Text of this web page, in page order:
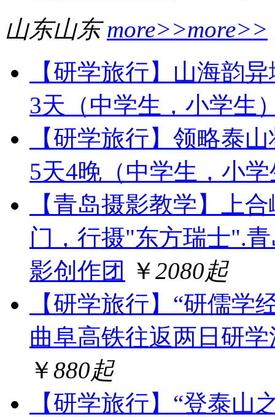
山东山东 more>>more>>
【研学旅行】山海韵
3天（中学生，小学生
【研学旅行】领略泰
5天4晚（中学生，小
【青岛摄影教学】上
门，行摄"东方瑞士".
影创作团
￥2080起
【研学旅行】“研儒学
曲阜高铁往返两日研
￥880起
【研学旅行】“登泰山